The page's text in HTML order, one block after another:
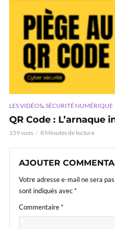
LES VIDÉOS, SÉCURITÉ NUMÉRIQUE
QR Code : L’arnaque
159 vues 8 Minutes de lecture
AJOUTER
Votre adresse e-mail ne sera
sont indiqués avec*
Commentaire*